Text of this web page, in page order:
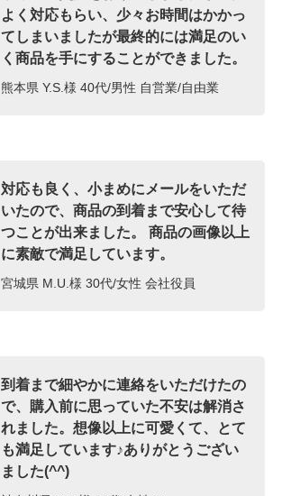
よく対応もらい、少々お時間はかかっ
てしまいましたが最終的には満足のい
く商品を手にすることができました。
熊本県 Y.S.様 40代/男性 自営業/自由業
対応も良く、小まめにメールをいただ
いたので、商品の到着まで安心して待
つことが出来ました。 商品の画像以上
に素敵で満足しています。
宮城県 M.U.様 30代/女性 会社役員
到着まで細やかに連絡をいただけたの
で、購入前に思っていた不安は解消さ
れました。想像以上に可愛くて、とて
も満足しています♪ありがとうござい
ました(^^)